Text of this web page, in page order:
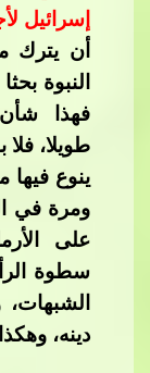
إسرائيل
أن يترك
النبوة
فهذا
طويلا،
ينوع
ومرة في
على
سطوة
دينه،